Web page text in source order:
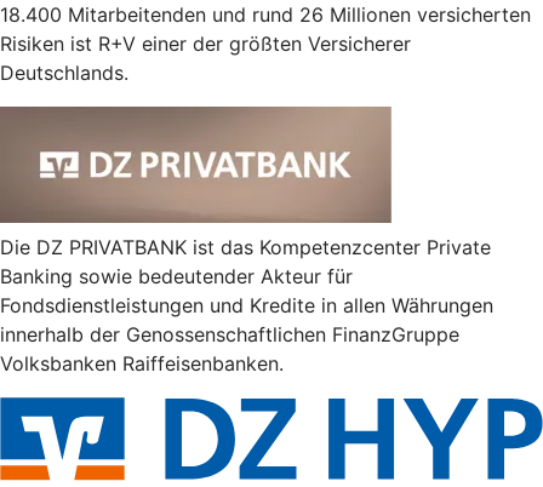
18.400 Mitarbeitenden und rund 26 Millionen versicherten
Risiken ist R+V einer der größten Versicherer
Deutschlands.
Die DZ PRIVATBANK ist das Kompetenzcenter Private
Banking sowie bedeutender Akteur für
Fondsdienstleistungen und Kredite in allen Währungen
innerhalb der Genossenschaftlichen FinanzGruppe
Volksbanken Raiffeisenbanken.